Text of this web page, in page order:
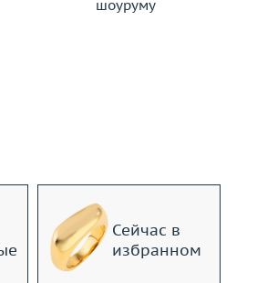
шоуруму
Сейчас в
избранном